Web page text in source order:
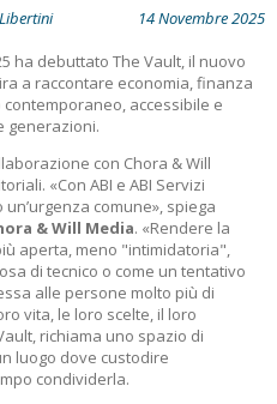
14 Novembre 2025
ha debuttato The Vault, il nuovo
a raccontare economia, finanza
accessibile e
generazioni.
con Chora & Will
«Con ABI e ABI Servizi
comune», spiega
& Will Media. «Rendere la
aperta, meno "intimidatoria",
di tecnico o come un tentativo
alle persone molto più di
vita, le loro scelte, il loro
richiama uno spazio di
luogo dove custodire
condividerla.